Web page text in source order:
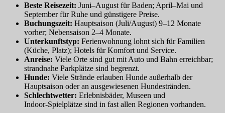
Beste Reisezeit: Juni–August für Baden; April–Mai und
September für Ruhe und günstigere Preise.
Buchungszeit: Hauptsaison (Juli/August) 9–12 Monate
vorher; Nebensaison 2–4 Monate.
Unterkunftstyp: Ferienwohnung lohnt sich für Familien
(Küche, Platz); Hotels für Komfort und Service.
Anreise: Viele Orte sind gut mit Auto und Bahn erreichbar;
strandnahe Parkplätze sind begrenzt.
Hunde: Viele Strände erlauben Hunde außerhalb der
Hauptsaison oder an ausgewiesenen Hundestränden.
Schlechtwetter: Erlebnisbäder, Museen und
Indoor‑Spielplätze sind in fast allen Regionen vorhanden.